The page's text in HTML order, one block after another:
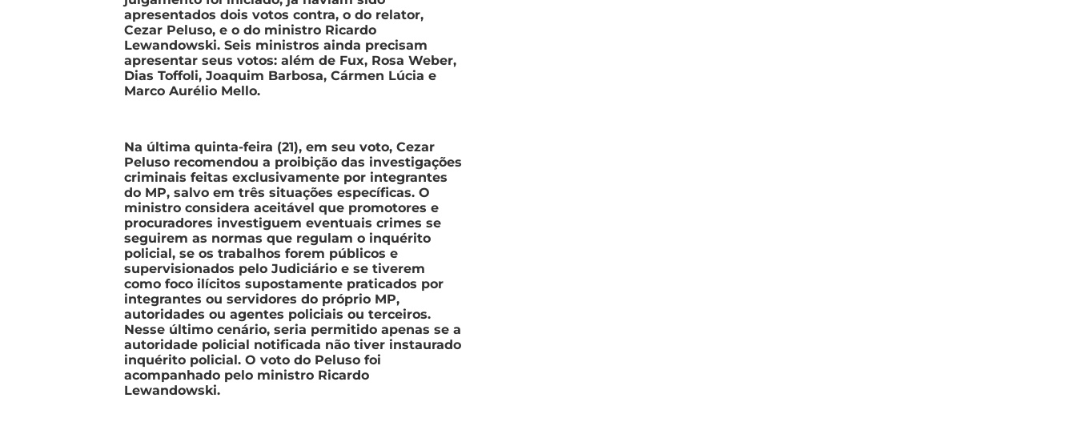
apresentados dois votos contra, o do relator,
Cezar Peluso, e o do ministro Ricardo
Lewandowski. Seis ministros ainda precisam
apresentar seus votos: além de Fux, Rosa Weber,
Dias Toffoli, Joaquim Barbosa, Cármen Lúcia e
Marco Aurélio Mello.
Na última quinta-feira (21), em seu voto, Cezar
Peluso recomendou a proibição das investigações
criminais feitas exclusivamente por integrantes
do MP, salvo em três situações específicas. O
ministro considera aceitável que promotores e
procuradores investiguem eventuais crimes se
seguirem as normas que regulam o inquérito
policial, se os trabalhos forem públicos e
supervisionados pelo Judiciário e se tiverem
como foco ilícitos supostamente praticados por
integrantes ou servidores do próprio MP,
autoridades ou agentes policiais ou terceiros.
Nesse último cenário, seria permitido apenas se a
autoridade policial notificada não tiver instaurado
inquérito policial. O voto do Peluso foi
acompanhado pelo ministro Ricardo
Lewandowski.